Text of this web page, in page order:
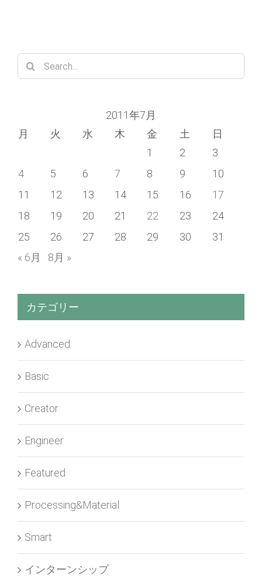
Search
for:
2011年7月
月
火 水 木 金 土
日
1
2
3
4
5 6 7 8 9
10
11
12 13 14 15 16
17
18
19 20 21 22 23
24
25
26 27 28 29 30
31
« 6月
8月 »
カテゴリー
Advanced
Basic
Creator
Engineer
Featured
Processing&Material
Smart
インターンシップ